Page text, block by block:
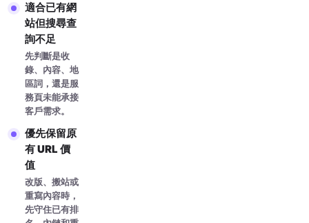
適合已有網
站但搜尋查
詢不足
先判斷是收
錄、內容、地
區詞，還是服
務頁未能承接
客戶需求。
優先保留原
有 URL 價
值
改版、搬站或
重寫內容時，
先守住已有排